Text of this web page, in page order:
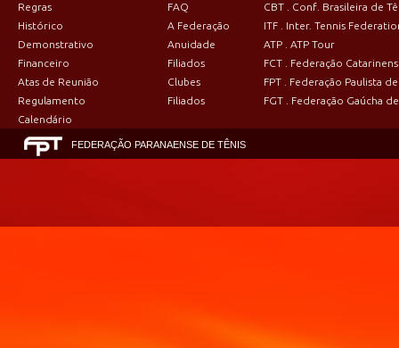
Regras
Histórico
Demonstrativo
Financeiro
Atas de Reunião
Regulamento
Calendário
FAQ
A Federação
Anuidade
Filiados
Clubes
Filiados
CBT . Conf. Brasileira de
ITF . Inter. Tennis
ATP . ATP Tour
FCT . Federação
FPT . Federação Paulista
FGT . Federação Gaúcha
FEDERAÇÃO PARANAENSE DE TÊNIS